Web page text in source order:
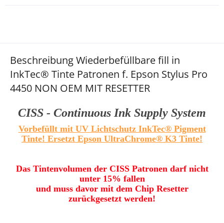
Beschreibung Wiederbefüllbare fill in
InkTec® Tinte Patronen f. Epson Stylus Pro
4450 NON OEM MIT RESETTER
CISS - Continuous Ink Supply System
Vorbefüllt mit UV Lichtschutz InkTec® Pigment
Tinte! Ersetzt Epson UltraChrome® K3 Tinte!
Das Tintenvolumen der CISS Patronen darf nicht
unter 15% fallen
und muss davor mit dem Chip Resetter
zurückgesetzt werden!